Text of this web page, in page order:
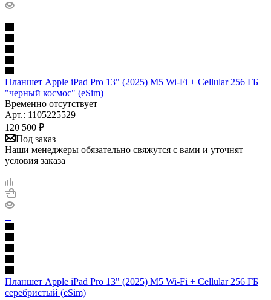
Планшет Apple iPad Pro 13" (2025) M5 Wi-Fi + Cellular 256 ГБ
"черный космос" (eSim)
Временно отсутствует
Арт.: 1105225529
120 500 ₽
Под заказ
Наши менеджеры обязательно свяжутся с вами и уточнят
условия заказа
Планшет Apple iPad Pro 13" (2025) M5 Wi-Fi + Cellular 256 ГБ
серебристый (eSim)